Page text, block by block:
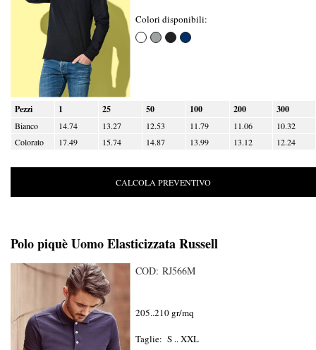
Colori disponibili:
Pezzi 1 25 50 100 200 300
Bianco 14.74 13.27 12.53 11.79 11.06
10.32
Colorato
17.49 15.74 14.87 13.99 13.12 12.24
CALCOLA PREVENTIVO
Polo piquè Uomo Elasticizzata Russell
COD: RJ566M
205..210 gr/mq
Taglie: S .. XXL